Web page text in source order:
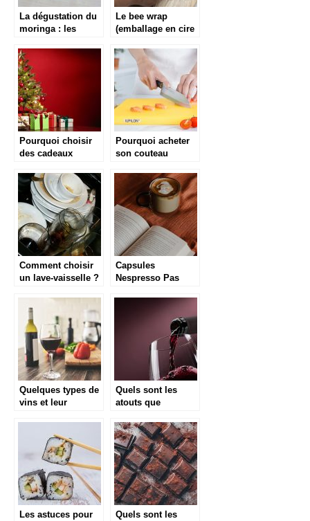
La dégustation du
moringa : les
plante aux
bienfaits positifs
Le bee wrap
(emballage en cire
conseils
d’entretien
Pourquoi choisir
des cadeaux
Pourquoi acheter
son couteau
Maison Damas ?
Comment choisir
un lave-vaisselle ?
Capsules
Nespresso Pas
Quelques types de
vins et leur
Quels sont les
atouts que
consommation du
vin pour la sante ?
Les astuces pour
Quels sont les